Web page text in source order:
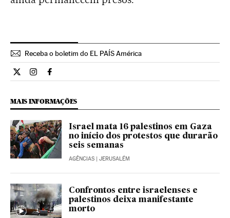
Receba o boletim do EL PAÍS América
Internacional El País Brasil en Twitter
Internacional El País Brasil en Instagram
Internacional El País Brasil en Facebook
MAIS INFORMAÇÕES
Israel mata 16 palestinos em Gaza
no início dos protestos que durarão
seis semanas
AGÊNCIAS | JERUSALÉM
Confrontos entre israelenses e
palestinos deixa manifestante
morto